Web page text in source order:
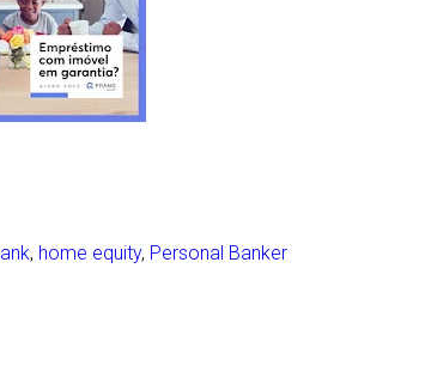
, home equity, Personal Banker